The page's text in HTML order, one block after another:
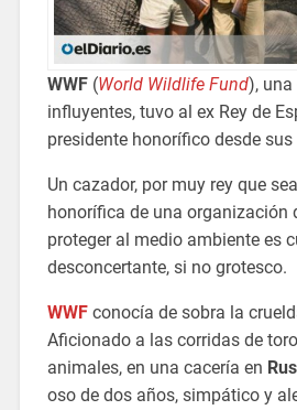
WWF(World Wildlife Fund), una
influyentes, tuvo al ex Rey de
presidente honorífico desde
Un cazador, por muy rey que
honorífica de una organización
proteger al medio ambiente es
desconcertante, si no grotesco.
WWFconocía de sobra la
Aficionado a las corridas de
animales, en una cacería en
oso de dos años, simpático y